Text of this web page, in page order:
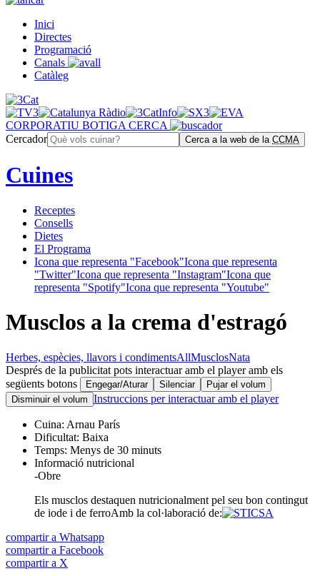
Inici
Directes
Programació
Canals
Catàleg
CORPORATIU BOTIGA CERCA
Cercador
Cerca a la web de la CCMA
Cuines
Receptes
Consells
Dietes
El Programa
Icona que representa "Facebook"Icona que representa
"Twitter"Icona que representa "Instagram"Icona que
representa "Spotify"Icona que representa "Youtube"
Musclos a la crema d'estragó
Herbes, espècies, llavors i condimentsAllMusclosNata
Després de la publicitat pots interactuar amb el player amb els
següents botons
Engegar/Aturar Silenciar
Pujar el volum
Disminuir el volum Instruccions per interactuar amb el player
Cuina: Arnau París
Dificultat: Baixa
Temps: Menys de 30 minuts
Informació nutricional
-Obre
Els musclos destaquen nutricionalment pel seu bon contingut
de iode i de ferroAmb la col·laboració de:
compartir a Whatsapp
compartir a Facebook
compartir a X